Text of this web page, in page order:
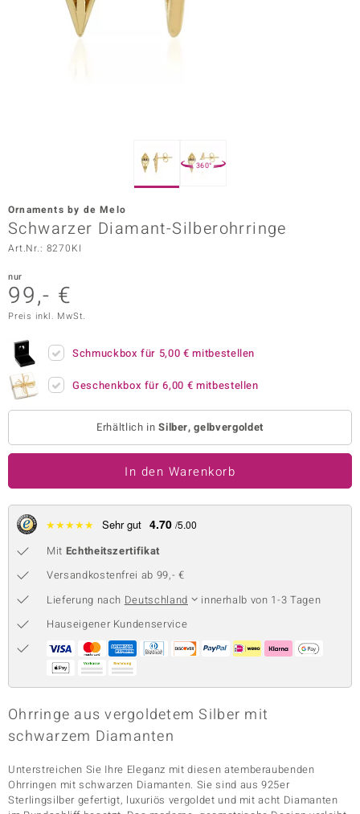
Vogue
Paraíso
BY DE MELO
Classics
360°
Ornaments by de Melo
Schwarzer Diamant-Silberohrringe
Art.Nr.: 8270KI
nur
99,- €
Preis inkl. MwSt.
Schmuckbox für 5,00 € mitbestellen
Geschenkbox für6,00 € mitbestellen
Erhältlich inSilber, gelbvergoldet
In den Warenkorb
★★★★★ Sehr gut 4.70 /5.00
Mit Echtheitszertifikat
Versandkostenfrei ab 99,- €
Lieferung nach Deutschland
innerhalb von 1-3 Tagen
Hauseigener Kundenservice
Ohrringe aus vergoldetem Silber mit
schwarzem Diamanten
Unterstreichen Sie Ihre Eleganz mit diesen atemberaubenden
Ohrringen mit schwarzen Diamanten. Sie sind aus 925er
Sterlingsilber gefertigt, luxuriös vergoldet und mit acht Diamanten